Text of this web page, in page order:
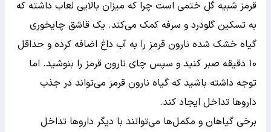
قرمز شبیه گل ختمی است چرا که میزان بالایی لعاب داشته که
به تسکین گلودرد و سرفه کمک می‌کند. یک قاشق چایخوری
گیاه خشک شده نارون قرمز را به آب داغ اضافه کرده و حداقل
۱۰ دقیقه صبر کنید و سپس چای نارون قرمز را بنوشید. اما
توجه داشته باشید که گیاه نارون قرمز می‌تواند در جذب
داروها تداخل ایجاد کند.
برخی گیاهان و مکمل‌ها می‌توانند با دیگر داروها تداخل